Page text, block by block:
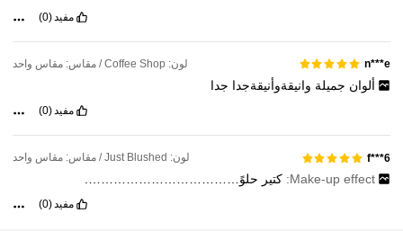
مفيد(0)
n***e لون: Coffee Shop / مقاس: مقاس واحد
ألوان جميلة وانيقةوأنيقةجدا جدا
مفيد(0)
f***6 لون: Just Blushed / مقاس: مقاس واحد
Make-up effect: كتير حلوً……………………………….
مفيد(0)